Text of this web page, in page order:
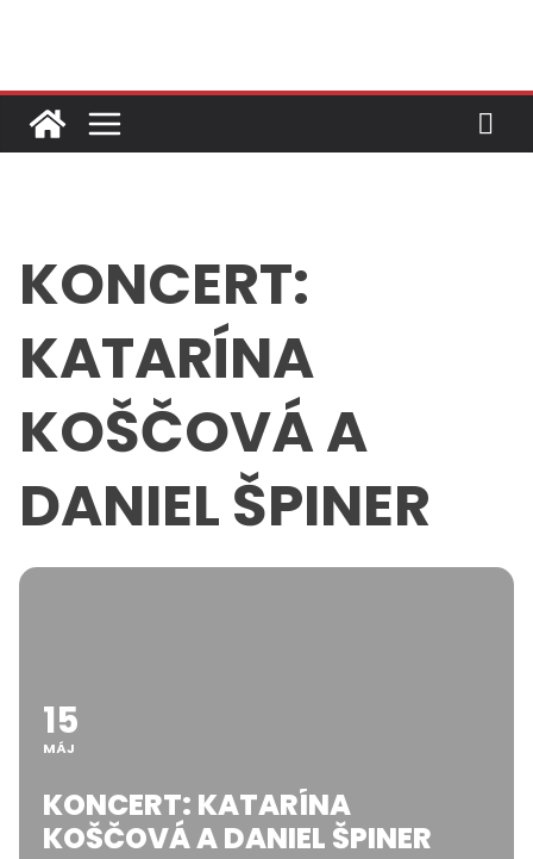
KONCERT:
KATARÍNA
KOŠČOVÁ A
DANIEL ŠPINER
15
MÁJ
KONCERT: KATARÍNA
KOŠČOVÁ A DANIEL ŠPINER